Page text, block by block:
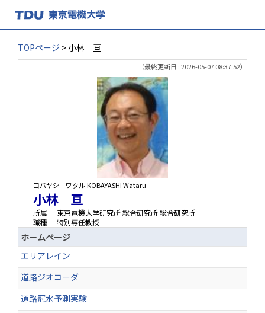
TOPページ > 小林 亘
（最終更新日 : 2026-05-07 08:37:52）
コバヤシ ワタルKOBAYASHI Wataru
小林 亘
所属
東京電機大学研究所 総合研究所 総合研究所
職種
特別専任教授
ホームページ
エリアレイン
道路ジオコーダ
道路冠水予測実験